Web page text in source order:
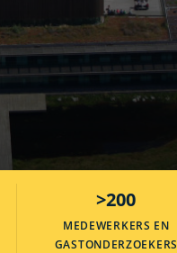
MEDEWERKERS EN
GASTONDERZOEKERS
>200